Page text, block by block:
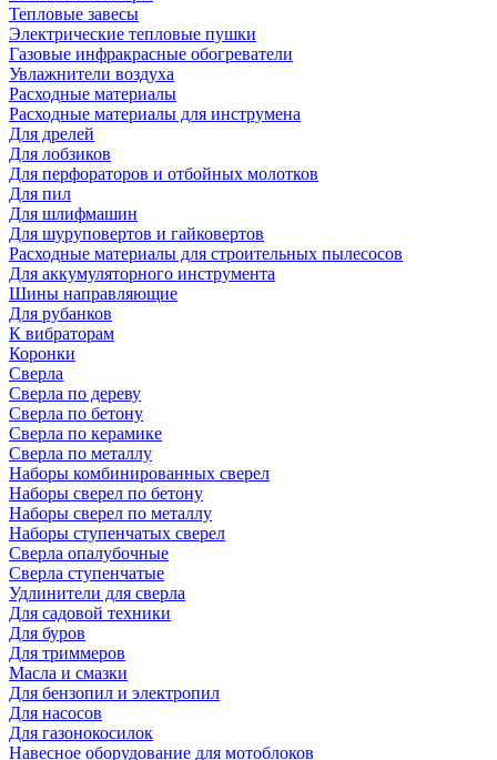
Тепловые завесы
Электрические тепловые пушки
Газовые инфракрасные обогреватели
Увлажнители воздуха
Расходные материалы
Расходные материалы для инструмена
Для дрелей
Для лобзиков
Для перфораторов и отбойных молотков
Для пил
Для шлифмашин
Для шуруповертов и гайковертов
Расходные материалы для строительных пылесосов
Для аккумуляторного инструмента
Шины направляющие
Для рубанков
К вибраторам
Коронки
Сверла
Сверла по дереву
Сверла по бетону
Сверла по керамике
Сверла по металлу
Наборы комбинированных сверел
Наборы сверел по бетону
Наборы сверел по металлу
Наборы ступенчатых сверел
Сверла опалубочные
Сверла ступенчатые
Удлинители для сверла
Для садовой техники
Для буров
Для триммеров
Масла и смазки
Для бензопил и электропил
Для насосов
Для газонокосилок
Навесное оборудование для мотоблоков